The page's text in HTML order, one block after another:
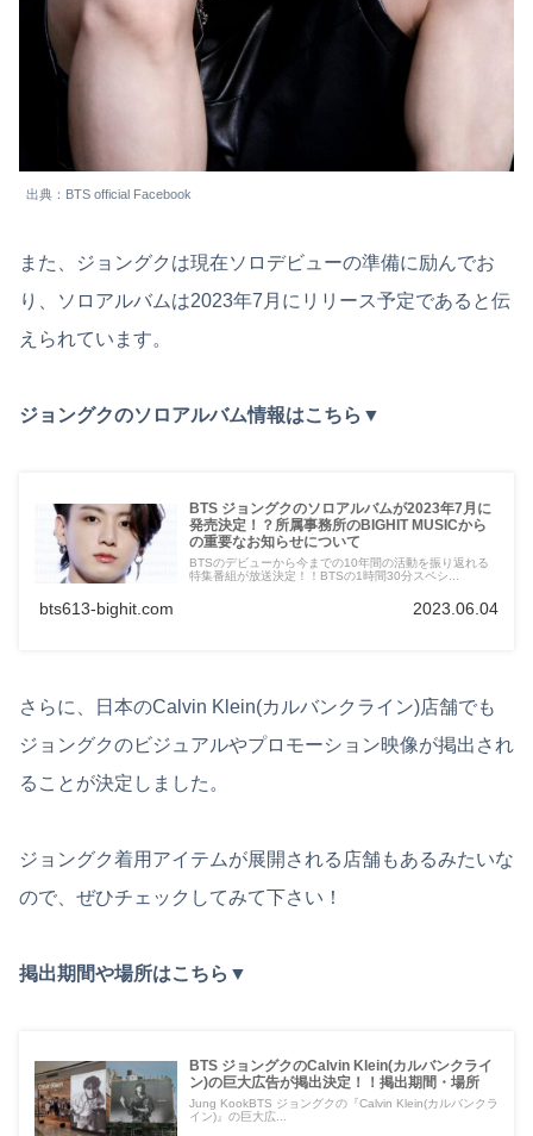
出典：BTS official Facebook
また、ジョングクは現在ソロデビューの準備に励んでお
り、ソロアルバムは2023年7月にリリース予定であると伝
えられています。
ジョングクのソロアルバム情報はこちら▼
BTS ジョングクのソロアルバムが2023年7月に
発売決定！？所属事務所のBIGHIT MUSICから
の重要なお知らせについて
BTSのデビューから今までの10年間の活動を振り返れる
特集番組が放送決定！！BTSの1時間30分スペシ...
bts613-bighit.com 2023.06.04
さらに、日本のCalvin Klein(カルバンクライン)店舗でも
ジョングクのビジュアルやプロモーション映像が掲出され
ることが決定しました。
ジョングク着用アイテムが展開される店舗もあるみたいな
ので、ぜひチェックしてみて下さい！
掲出期間や場所はこちら▼
BTS ジョングクのCalvin Klein(カルバンクライ
ン)の巨大広告が掲出決定！！掲出期間・場所
Jung KookBTS ジョングクの『Calvin Klein(カルバンクラ
イン)』の巨大広...